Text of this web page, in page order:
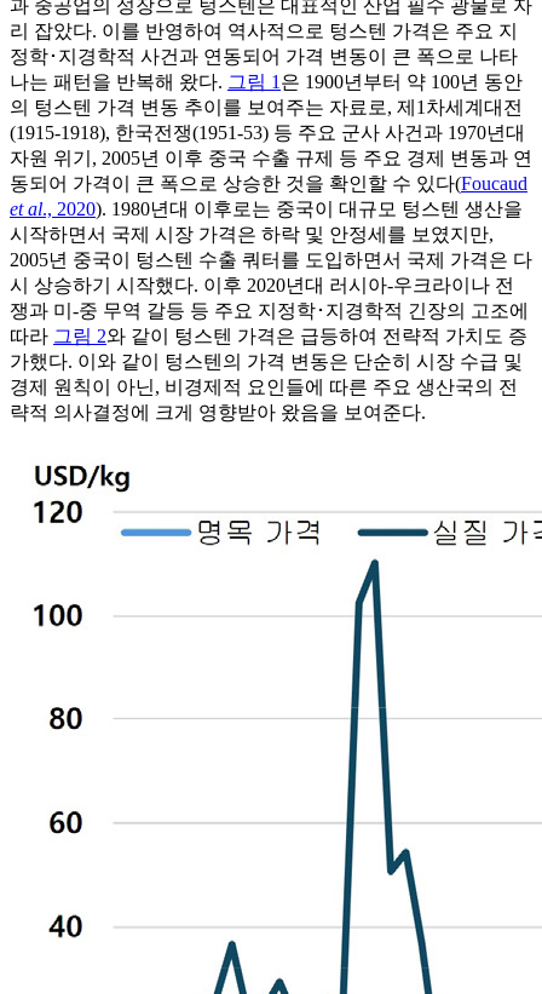
과 중공업의 성장으로 텅스텐은 대표적인 산업 필수 광물로 자
리 잡았다. 이를 반영하여 역사적으로 텅스텐 가격은 주요 지
정학･지경학적 사건과 연동되어 가격 변동이 큰 폭으로 나타
나는 패턴을 반복해 왔다. 그림 1 은 1900년부터 약 100년 동안
의 텅스텐 가격 변동 추이를 보여주는 자료로, 제1차세계대전
(1915-1918), 한국전쟁(1951-53) 등 주요 군사 사건과 1970년대
자원 위기, 2005년 이후 중국 수출 규제 등 주요 경제 변동과 연
동되어 가격이 큰 폭으로 상승한 것을 확인할 수 있다(Foucaud
et al., 2020). 1980년대 이후로는 중국이 대규모 텅스텐 생산을
시작하면서 국제 시장 가격은 하락 및 안정세를 보였지만,
2005년 중국이 텅스텐 수출 쿼터를 도입하면서 국제 가격은 다
시 상승하기 시작했다. 이후 2020년대 러시아-우크라이나 전
쟁과 미-중 무역 갈등 등 주요 지정학･지경학적 긴장의 고조에
따라 그림 2와 같이 텅스텐 가격은 급등하여 전략적 가치도 증
가했다. 이와 같이 텅스텐의 가격 변동은 단순히 시장 수급 및
경제 원칙이 아닌, 비경제적 요인들에 따른 주요 생산국의 전
략적 의사결정에 크게 영향받아 왔음을 보여준다.